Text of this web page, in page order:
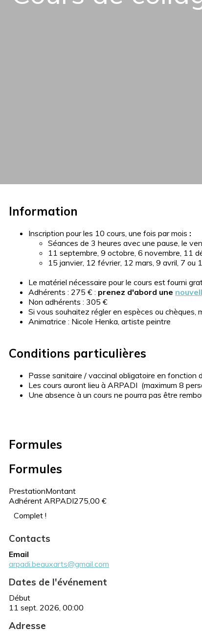
Information
Inscription pour les 10 cours, une fois par mois :
Séances de 3 heures avec une pause, le
11 septembre, 9 octobre, 6 novembre, 11
15 janvier, 12 février, 12 mars, 9 avril, 7 ou
Le matériel nécessaire pour le cours est fourni
Adhérents : 275 € : prenez d'abord une
Non adhérents : 305 €
Si vous souhaitez régler en espèces ou chèques,
Animatrice : Nicole Henka, artiste peintre
Conditions particulières
Passe sanitaire / vaccinal obligatoire en fonction
Les cours auront lieu à ARPADI (maximum 8
Une absence à un cours ne pourra pas être
Formules
Formules
PrestationMontant
Adhérent ARPADI275,00 €
Complet !
Contacts
Email
arpadi.beauxarts@gmail.com
Dates de l'événement
Début
11 sept. 2026, 00:00
Adresse